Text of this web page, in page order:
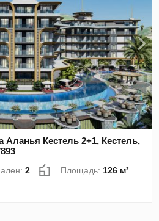
Аланья Кестель 2+1, Кестель,
2 Площадь: 126 м²